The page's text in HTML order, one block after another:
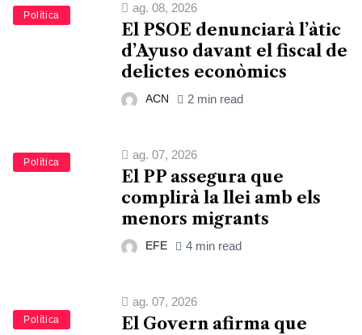
Política
ag. 08, 2026
El PSOE denunciarà l’àtic
d’Ayuso davant el fiscal de
delictes econòmics
ACN 2 min read
Política
ag. 07, 2026
El PP assegura que
complirà la llei amb els
menors migrants
EFE 4 min read
Política
ag. 07, 2026
El Govern afirma que